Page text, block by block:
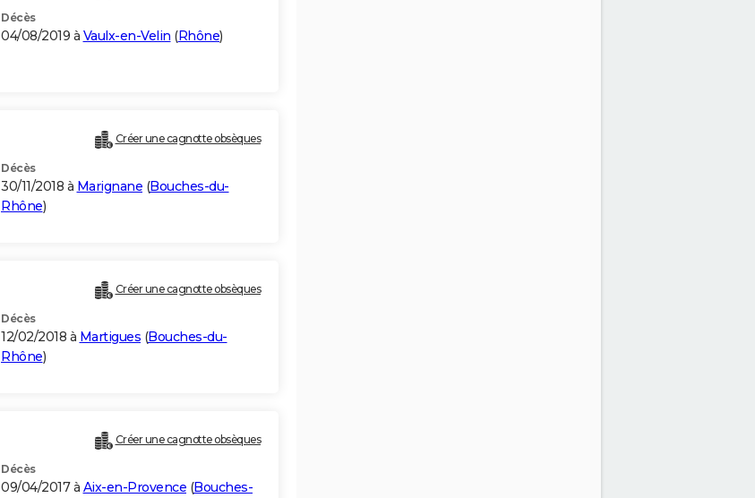
Décès
04/08/2019 à Vaulx-en-Velin (Rhône)
Créer une cagnotte obsèques
Décès
30/11/2018 à Marignane (Bouches-du-
Rhône)
Créer une cagnotte obsèques
Décès
12/02/2018 à Martigues (Bouches-du-
Rhône)
Créer une cagnotte obsèques
Décès
09/04/2017 à Aix-en-Provence (Bouches-